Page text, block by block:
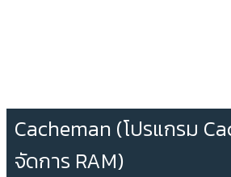
Cacheman (โปรแกรม
จัดการ RAM)